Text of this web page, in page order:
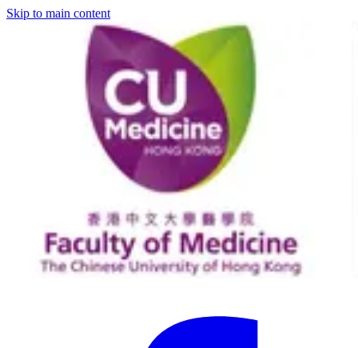
Skip to main content